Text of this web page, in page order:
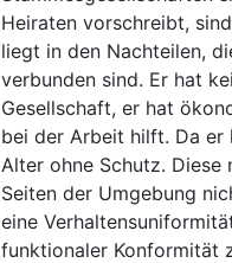
Heiraten vorschreibt,
liegt in den Nachteilen,
verbunden sind. Er hat
Gesellschaft, er hat
bei der Arbeit hilft. Da er
Alter ohne Schutz. Diese
Seiten der Umgebung
eine
funktionaler Konformität